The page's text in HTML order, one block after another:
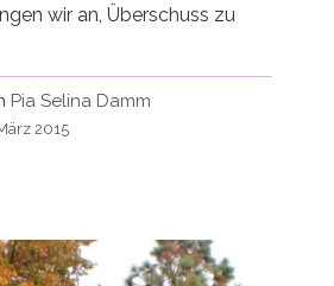
wir an, Überschuss zu
Pia Selina Damm
2015